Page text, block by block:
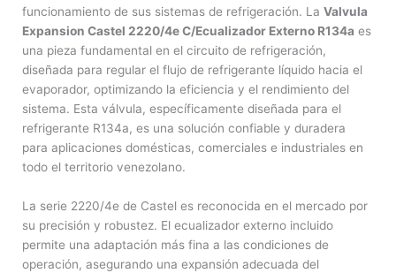
funcionamiento de sus sistemas de refrigeración. La Valvula
Expansion Castel 2220/4e C/Ecualizador Externo R134a es
una pieza fundamental en el circuito de refrigeración,
diseñada para regular el flujo de refrigerante líquido hacia el
evaporador, optimizando la eficiencia y el rendimiento del
sistema. Esta válvula, específicamente diseñada para el
refrigerante R134a, es una solución confiable y duradera
para aplicaciones domésticas, comerciales e industriales en
todo el territorio venezolano.
La serie 2220/4e de Castel es reconocida en el mercado por
su precisión y robustez. El ecualizador externo incluido
permite una adaptación más fina a las condiciones de
operación, asegurando una expansión adecuada del